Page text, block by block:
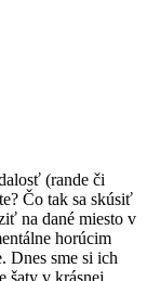
(rande či
Čo tak sa skúsiť
na dané miesto v
horúcim
Dnes sme si ich